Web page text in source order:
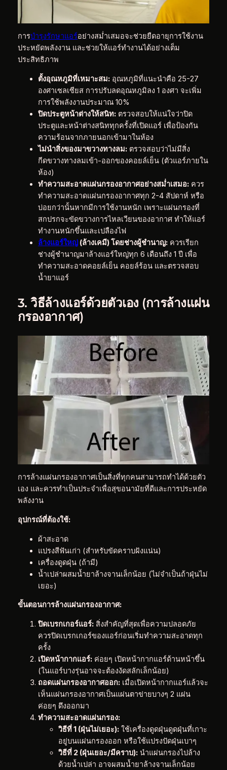
การบำรุงรักษาแอร์อย่างสม่ำเสมอจะช่วยยืดอายุการใช้งาน
ประหยัดพลังงาน และช่วยให้แอร์ทำงานได้อย่างเต็ม
ประสิทธิภาพ
ตั้งอุณหภูมิที่เหมาะสม:อุณหภูมิที่แนะนำคือ 25-27
องศาเซลเซียส การปรับลดอุณหภูมิลง 1 องศา จะเพิ่ม
การใช้พลังงานประมาณ 10%
ปิดประตูหน้าต่างให้สนิท:ตรวจสอบให้แน่ใจว่าปิด
ประตูและหน้าต่างสนิททุกครั้งที่เปิดแอร์ เพื่อป้องกัน
ความร้อนจากภายนอกเข้ามาในห้อง
ไม่นำสิ่งของมาขวางทางลม:ตรวจสอบว่าไม่มีสิ่ง
กีดขวางทางลมเข้า-ออกของคอยล์เย็น (ตัวแอร์ภายใน
ห้อง)
ทำความสะอาดแผ่นกรองอากาศอย่างสม่ำเสมอ:ควร
ทำความสะอาดแผ่นกรองอากาศทุก 2-4 สัปดาห์ หรือ
บ่อยกว่านั้นหากมีการใช้งานหนัก เพราะแผ่นกรองที่
สกปรกจะขัดขวางการไหลเวียนของอากาศ ทำให้แอร์
ทำงานหนักขึ้นและเปลืองไฟ
ล้างแอร์ใหญ่(ล้างเคมี) โดยช่างผู้ชำนาญ:ควรเรียก
ช่างผู้ชำนาญมาล้างแอร์ใหญ่ทุก 6 เดือนถึง 1 ปี เพื่อ
ทำความสะอาดคอยล์เย็น คอยล์ร้อน และตรวจสอบ
น้ำยาแอร์
3. วิธีล้างแอร์ด้วยตัวเอง (การล้างแผ่น
กรองอากาศ)
การล้างแผ่นกรองอากาศเป็นสิ่งที่ทุกคนสามารถทำได้ด้วยตัว
เอง และควรทำเป็นประจำเพื่อสุขอนามัยที่ดีและการประหยัด
พลังงาน
อุปกรณ์ที่ต้องใช้:
ผ้าสะอาด
แปรงสีฟันเก่า (สำหรับขัดคราบฝังแน่น)
เครื่องดูดฝุ่น (ถ้ามี)
น้ำเปล่าผสมน้ำยาล้างจานเล็กน้อย (ไม่จำเป็นถ้าฝุ่นไม่
เยอะ)
ขั้นตอนการล้างแผ่นกรองอากาศ:
ปิดเบรกเกอร์แอร์:สิ่งสำคัญที่สุดเพื่อความปลอดภัย
ควรปิดเบรกเกอร์ของแอร์ก่อนเริ่มทำความสะอาดทุก
ครั้ง
เปิดหน้ากากแอร์:ค่อยๆ เปิดหน้ากากแอร์ด้านหน้าขึ้น
(ในแอร์บางรุ่นอาจจะต้องงัดสลักเล็กน้อย)
ถอดแผ่นกรองอากาศออก:เมื่อเปิดหน้ากากแอร์แล้วจะ
เห็นแผ่นกรองอากาศเป็นแผ่นตาข่ายบางๆ 2 แผ่น
ค่อยๆ ดึงออกมา
ทำความสะอาดแผ่นกรอง:
วิธีที่ 1 (ฝุ่นไม่เยอะ):ใช้เครื่องดูดฝุ่นดูดฝุ่นที่เกาะ
อยู่บนแผ่นกรองออก หรือใช้แปรงปัดฝุ่นเบาๆ
วิธีที่ 2 (ฝุ่นเยอะ/มีคราบ):นำแผ่นกรองไปล้าง
ด้วยน้ำเปล่า อาจผสมน้ำยาล้างจานเล็กน้อย